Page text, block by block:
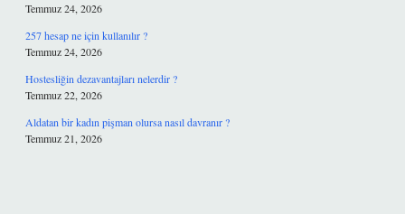
Temmuz 24, 2026
257 hesap ne için kullanılır ?
Temmuz 24, 2026
Hostesliğin dezavantajları nelerdir ?
Temmuz 22, 2026
Aldatan bir kadın pişman olursa nasıl davranır ?
Temmuz 21, 2026